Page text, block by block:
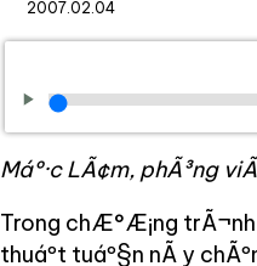
2007.02.04
Máº·c LÃ¢m, phÃ³ng
Trong chÆ°Æ¡ng trÃ¬nh
thuáº­t tuáº§n nÃ y